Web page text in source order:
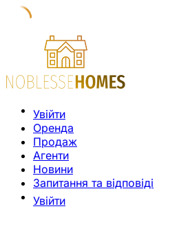
Увійти
Оренда
Продаж
Агенти
Новини
Запитання та відповіді
Увійти